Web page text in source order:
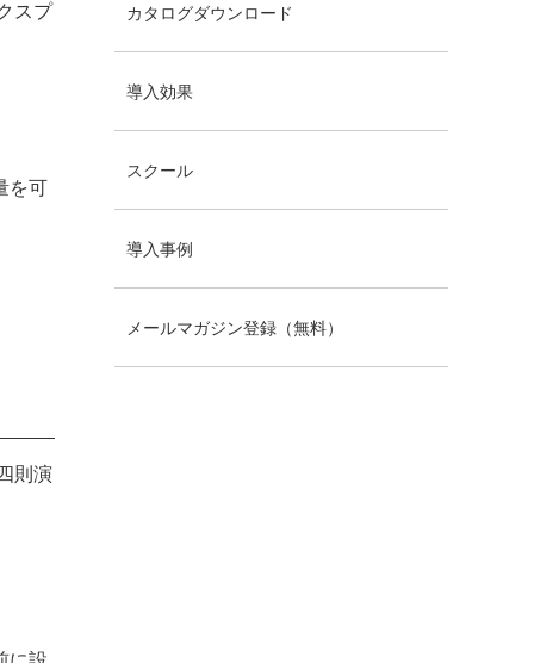
スプ
を可
則演
カタログダウンロード
導入効果
スクール
導入事例
メールマガジン登録（無料）